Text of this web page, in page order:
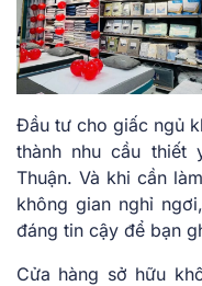
Đầu tư cho giấc ngủ
thành nhu cầu thiết
Thuận. Và khi cần
không gian nghỉ
đáng tin cậy để bạn
Cửa hàng sở hữu